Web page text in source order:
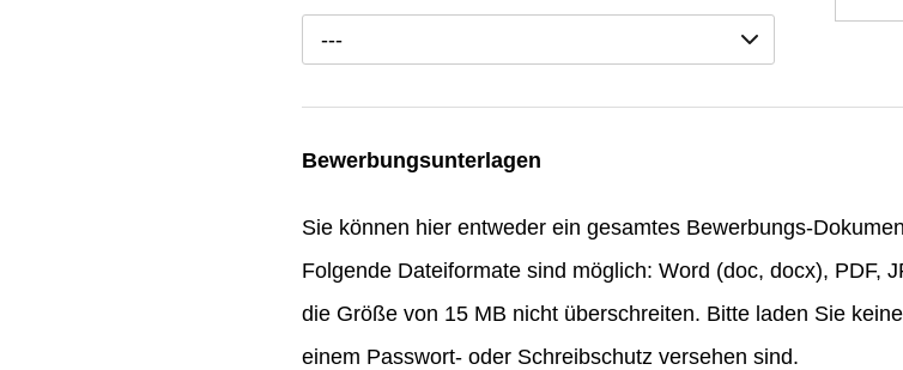
---
Bewerbungsunterlagen
Sie können hier entweder ein gesamtes Bewerbungs-
Folgende Dateiformate sind möglich: Word (doc, docx), PDF,
die Größe von 15 MB nicht überschreiten. Bitte laden Sie
einem Passwort- oder Schreibschutz versehen sind.